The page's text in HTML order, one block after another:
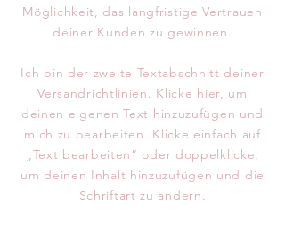
Möglichkeit, das langfristige Vertrauen
deiner Kunden zu gewinnen.
Ich bin der zweite Textabschnitt deiner
Versandrichtlinien. Klicke hier, um
deinen eigenen Text hinzuzufügen und
mich zu bearbeiten. Klicke einfach auf
„Text bearbeiten“ oder doppelklicke,
um deinen Inhalt hinzuzufügen und die
Schriftart zu ändern.